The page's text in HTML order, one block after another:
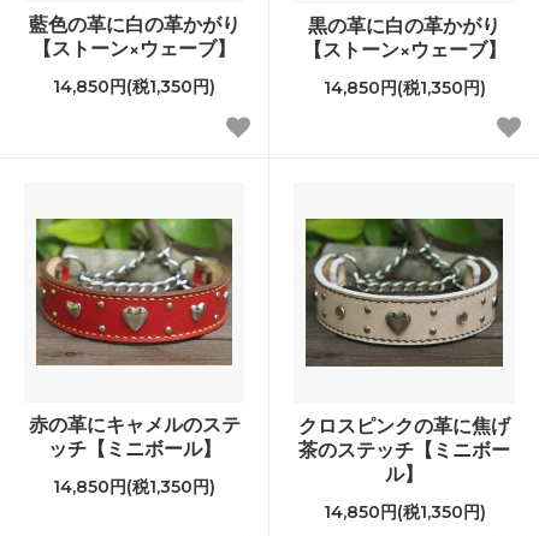
藍色の革に白の革かがり
【ストーン×ウェーブ】
14,850円(税1,350円)
黒の革に白の革かがり
【ストーン×ウェーブ】
14,850円(税1,350円)
赤の革にキャメルのステ
ッチ【ミニボール】
14,850円(税1,350円)
クロスピンクの革に焦げ
茶のステッチ【ミニボー
ル】
14,850円(税1,350円)